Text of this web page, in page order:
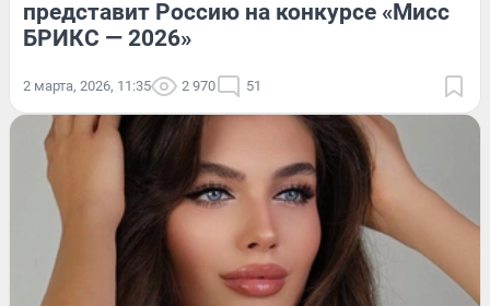
представит Россию на конкурсе «Мисс
БРИКС — 2026»
2 марта, 2026, 11:35 2 970 51